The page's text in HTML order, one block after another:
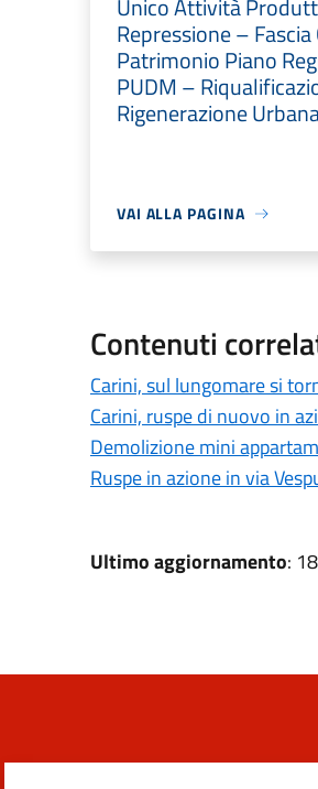
Unico Attività
Repressione –
Patrimonio Piano
PUDM –
Rigenerazione
VAI ALLA PAGINA
Contenuti
Carini, sul lungomare si
Carini, ruspe di nuovo in
Demolizione mini
Ruspe in azione in via
Ultimo aggiornamento: